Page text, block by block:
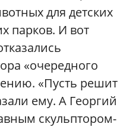
для детских
парков. И вот
«очередного
«Пусть решит
ему. А Георгий
скульптором-